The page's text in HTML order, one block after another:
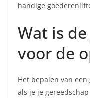
handige
Wat is
voor de
Het bepalen van
als je je